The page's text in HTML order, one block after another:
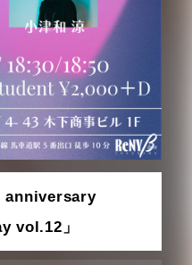
anniversary
vol.12」